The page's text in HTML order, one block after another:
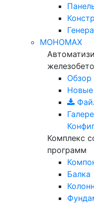
МОНОМАХ
Обзор
Комплекс
программ
Балка